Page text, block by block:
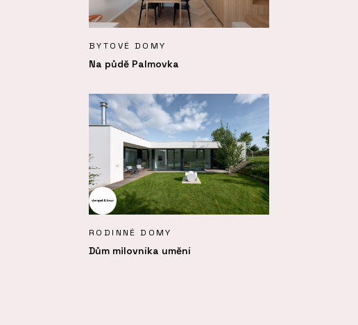
BYTOVÉ DOMY
Na půdě Palmovka
RODINNÉ DOMY
Dům milovníka umění